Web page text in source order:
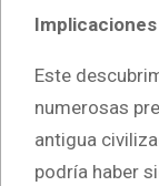
Este
numerosas
antigua
podría haber